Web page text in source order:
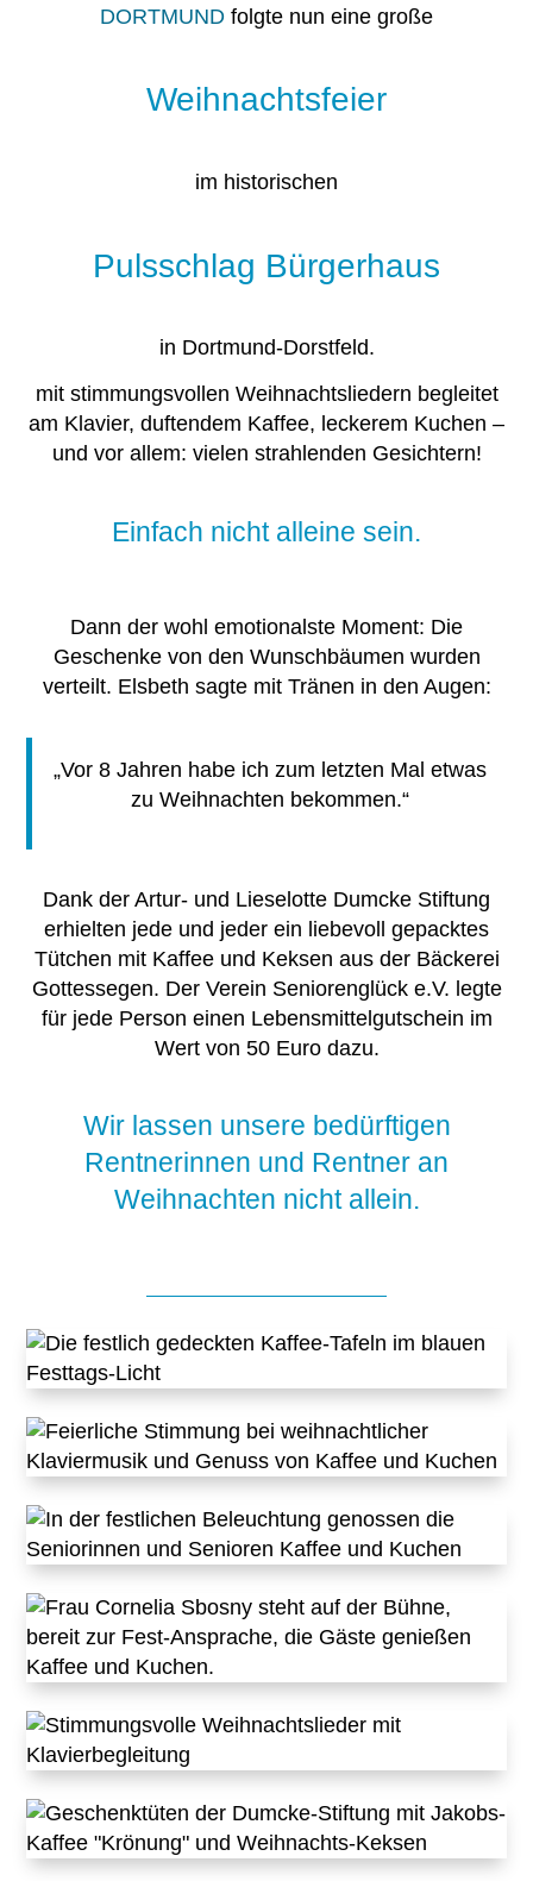
DORTMUND folgte nun eine große
Weihnachtsfeier
im historischen
Pulsschlag Bürgerhaus
in Dortmund-Dorstfeld.
mit stimmungsvollen Weihnachtsliedern begleitet
am Klavier, duftendem Kaffee, leckerem Kuchen –
und vor allem: vielen strahlenden Gesichtern!
Einfach nicht alleine sein.
Dann der wohl emotionalste Moment: Die
Geschenke von den Wunschbäumen wurden
verteilt. Elsbeth sagte mit Tränen in den Augen:
„Vor 8 Jahren habe ich zum letzten Mal etwas
zu Weihnachten bekommen.“
Dank der Artur- und Lieselotte Dumcke Stiftung
erhielten jede und jeder ein liebevoll gepacktes
Tütchen mit Kaffee und Keksen aus der Bäckerei
Gottessegen. Der Verein Seniorenglück e.V. legte
für jede Person einen Lebensmittelgutschein im
Wert von 50 Euro dazu.
Wir lassen unsere bedürftigen
Rentnerinnen und Rentner an
Weihnachten nicht allein.